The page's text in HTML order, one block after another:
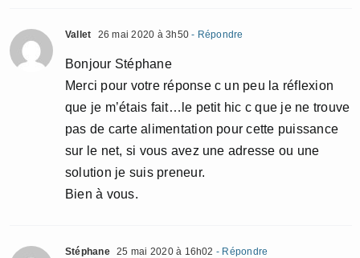
Vallet 26 mai 2020 à 3h50 - Répondre
Bonjour Stéphane
Merci pour votre réponse c un peu la réflexion
que je m’étais fait…le petit hic c que je ne trouve
pas de carte alimentation pour cette puissance
sur le net, si vous avez une adresse ou une
solution je suis preneur.
Bien à vous.
Stéphane 25 mai 2020 à 16h02 - Répondre